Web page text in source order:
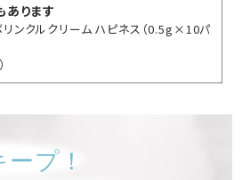
あります
リンクルクリーム ハピネス（0.5g×10パ
プ！